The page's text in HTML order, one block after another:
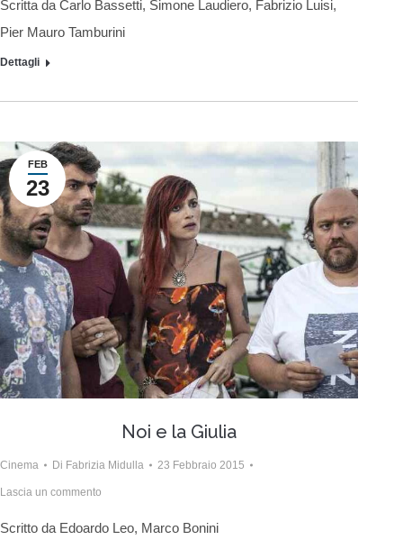
Scritta da Carlo Bassetti, Simone Laudiero, Fabrizio Luisi,
Pier Mauro Tamburini
Dettagli
FEB
23
Noi e la Giulia
Cinema Di Fabrizia Midulla 23 Febbraio 2015
Lascia un commento
Scritto da Edoardo Leo, Marco Bonini